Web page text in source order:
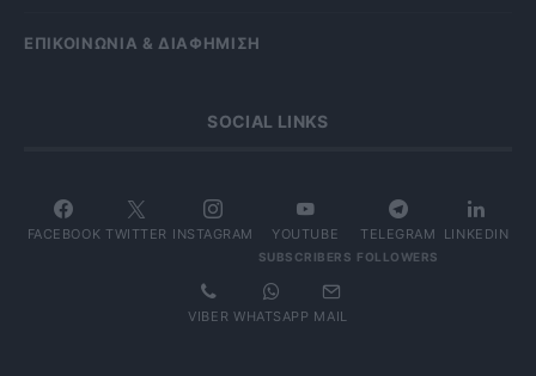
ΕΠΙΚΟΙΝΩΝΙΑ & ΔΙΑΦΗΜΙΣΗ
SOCIAL LINKS
FACEBOOK TWITTER INSTAGRAM YOUTUBE
SUBSCRIBERS
TELEGRAM
FOLLOWERS
LINKEDIN
VIBER WHATSAPP MAIL